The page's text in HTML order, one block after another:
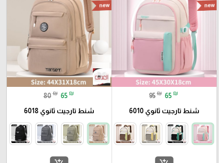
new
95 ₪ 65 ₪
شنط تارجيت ثانوي 6010
new
80 ₪ 65 ₪
شنط تارجيت ثانوي 6018